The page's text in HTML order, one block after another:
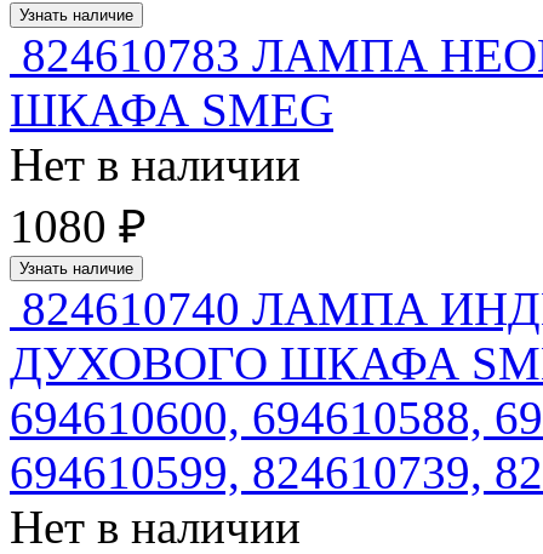
Узнать наличие
824610783 ЛАМПА
ШКАФА SMEG
Нет в наличии
1080 ₽
Узнать наличие
824610740 ЛАМПА
ДУХОВОГО ШКАФА
694610600, 694610588,
694610599, 824610739,
Нет в наличии